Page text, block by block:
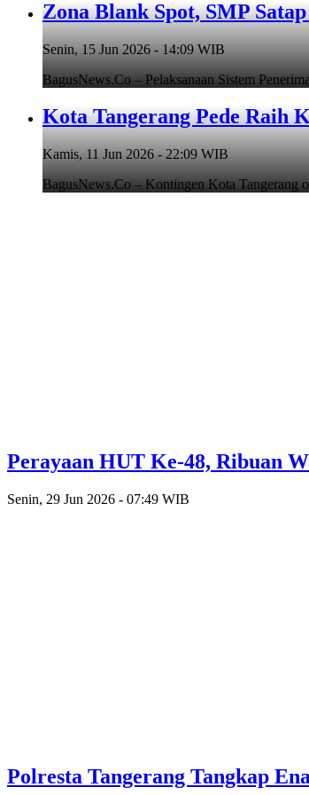
Zona Blank Spot, SMP
Senin, 15 Jun 2026 - 14:09 WIB
BagusNews.Co – Pelaksanaan Sistem
Kota Tangerang Pede Raih
Kamis, 11 Jun 2026 - 22:09 WIB
BagusNews.Co – Kontingen Kota Tangerang
Perayaan HUT Ke-48, Ribuan
Senin, 29 Jun 2026 - 07:49 WIB
Polresta Tangerang Tangkap